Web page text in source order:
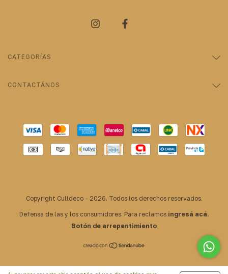
CATEGORÍAS
CONTACTÁNOS
Copyright Culldeco - 2026. Todos los derechos reservados.
Defensa de las y los consumidores. Para reclamos ingresá acá.
Botón de arrepentimiento